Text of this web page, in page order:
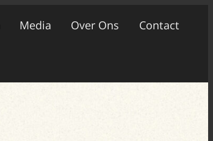
Media Over Ons Contact